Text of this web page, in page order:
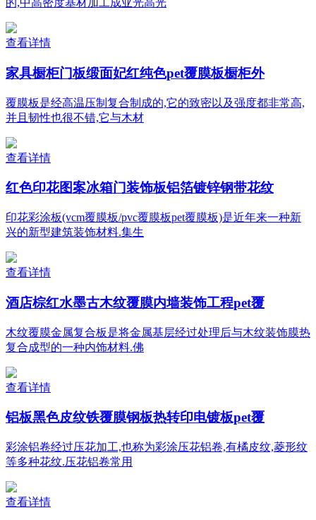
的,中高密度基材加工成亚光高光
查看详情
家具橱柜门板缎面妃红纯色pet覆膜板橱柜外
覆膜板是经高温压制复合制成的,它的致密以及强度都非常高,
并且韧性也很不错,它与木材
查看详情
红色印花图案冰箱门装饰板铝箔镀锌钢带花纹
印花彩涂板(vcm覆膜板/pvc覆膜板pet覆膜板)是近年来一种新
兴的新型建筑装饰材料.集生
查看详情
酒店棕红水墨古木纹覆膜内墙装饰工程pet覆
木纹覆膜金属复合板是将金属基层经过处理后与木纹装饰膜热
复合成型的一种内饰材料.佛
查看详情
铝板黑色皮纹铁覆膜钢板热转印电镀板pet覆
彩涂铝卷经过压花加工,也称为彩涂压花铝卷,有橘皮纹,菱形纹
等多种花纹.压花铝卷常用
查看详情